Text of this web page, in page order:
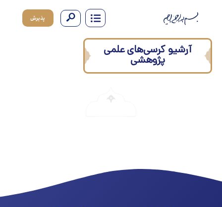
آرشیو کرسی‌های علمی
پژوهشی